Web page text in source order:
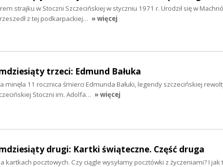
strajku w Stoczni Szczecińskiej w styczniu 1971 r. Urodził się w
z tej podkarpackiej… » więcej
trzeci: Edmund Bałuka
minęła 11 rocznica śmierci Edmunda Bałuki, legendy szczecińskiej
Stoczni im. Adolfa… » więcej
drugi: Kartki świąteczne. Część druga
kartkach pocztowych. Czy ciągle wysyłamy pocztówki z życzeniami? I jak